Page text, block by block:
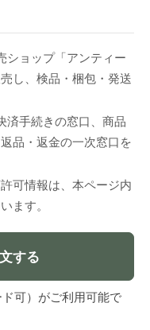
ショップ「アンティー
し、検品・梱包・発送
済手続きの窓口、商品
品・返金の一次窓口を
可情報は、本ページ内
ます。
する
可）がご利用可能で